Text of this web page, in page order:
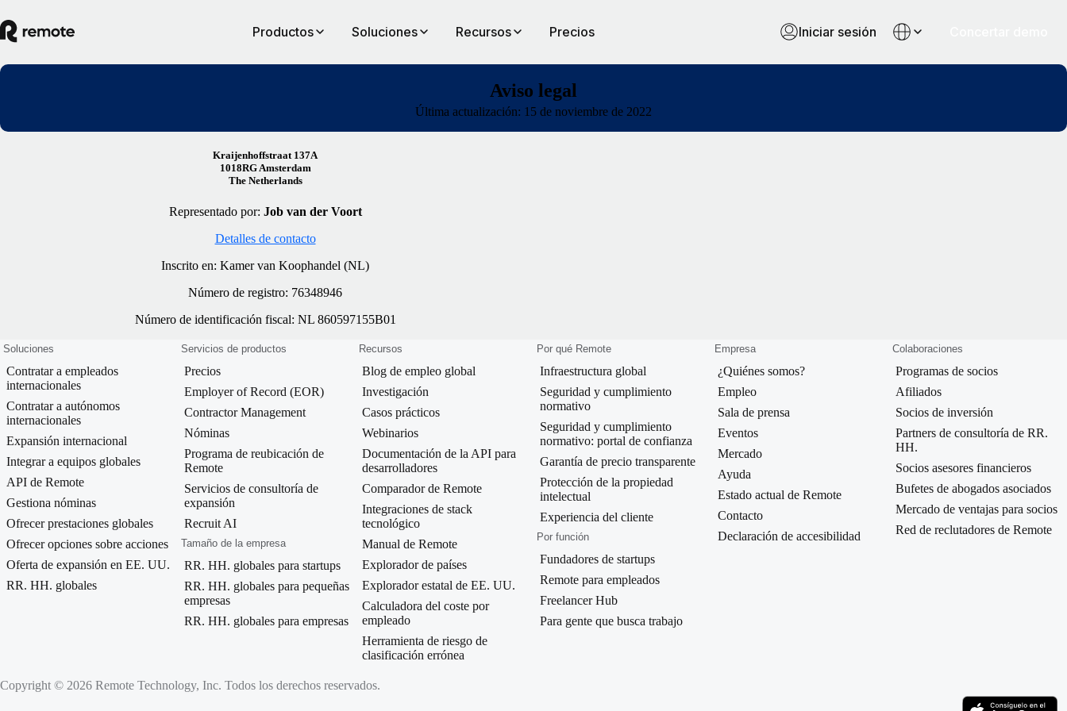
Productos Soluciones Recursos Precios Iniciar sesión
Aviso legal
Última actualización: 15 de noviembre de 2022
Kraijenhoffstraat 137A
1018RG Amsterdam
The Netherlands
Representado por: Job van der Voort
Detalles de contacto
Inscrito en: Kamer van Koophandel (NL)
Número de registro: 76348946
Número de identificación fiscal: NL 860597155B01
Soluciones
Contratar a empleados
internacionales
Contratar a autónomos
internacionales
Expansión internacional
Integrar a equipos globales
API de Remote
Gestiona nóminas
Ofrecer prestaciones globales
Ofrecer opciones sobre acciones
Oferta de expansión en EE. UU.
RR. HH. globales
Servicios de productos
Precios
Employer of Record (EOR)
Contractor Management
Nóminas
Programa de reubicación de
Remote
Servicios de consultoría de
expansión
Recruit AI
Tamaño de la empresa
RR. HH. globales para startups
RR. HH. globales para pequeñas
empresas
RR. HH. globales para empresas
Recursos
Blog de empleo global
Investigación
Casos prácticos
Webinarios
Documentación de la API para
desarrolladores
Comparador de Remote
Integraciones de stack
tecnológico
Manual de Remote
Explorador de países
Explorador estatal de EE. UU.
Calculadora del coste por
empleado
Herramienta de riesgo de
clasificación errónea
Por qué Remote
Infraestructura global
Seguridad y cumplimiento
normativo
Seguridad y cumplimiento
normativo: portal de confianza
Garantía de precio transparente
Protección de la propiedad
intelectual
Experiencia del cliente
Por función
Fundadores de startups
Remote para empleados
Freelancer Hub
Para gente que busca trabajo
Empresa
¿Quiénes somos?
Empleo
Sala de prensa
Eventos
Mercado
Ayuda
Estado actual de Remote
Contacto
Declaración de accesibilidad
Colaboraciones
Programas de socios
Afiliados
Socios de inversión
Partners de consultoría de RR.
HH.
Socios asesores financieros
Bufetes de abogados asociados
Mercado de ventajas para socios
Red de reclutadores de Remote
Copyright © 2026 Remote Technology, Inc. Todos los derechos reservados.